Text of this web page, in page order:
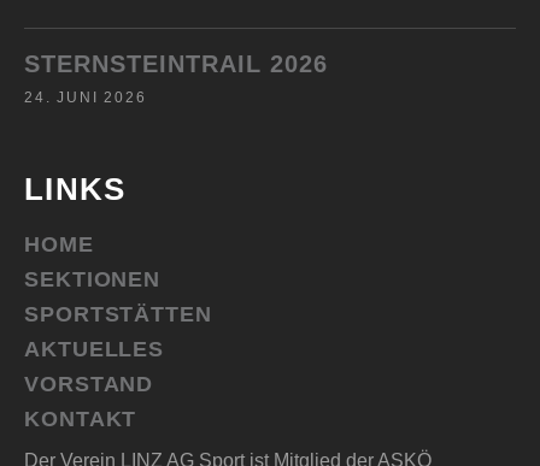
STERNSTEINTRAIL 2026
24. JUNI 2026
LINKS
HOME
SEKTIONEN
SPORTSTÄTTEN
AKTUELLES
VORSTAND
KONTAKT
Der Verein LINZ AG Sport ist Mitglied der ASKÖ